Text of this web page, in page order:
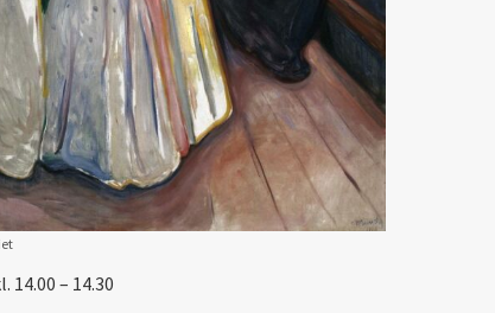
14.00 – 14.30